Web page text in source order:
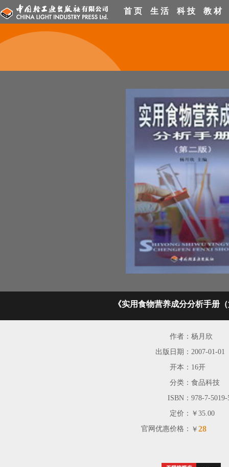
首 页 生 活 科 技 教 材
《实用食物营养成分分析手册
作者： 杨月欣
出版日期： 2007-01-01
开本： 16开
分类： 食品科技
ISBN： 978-7-
定价： ￥35.00
官网优惠价格： ￥ 28